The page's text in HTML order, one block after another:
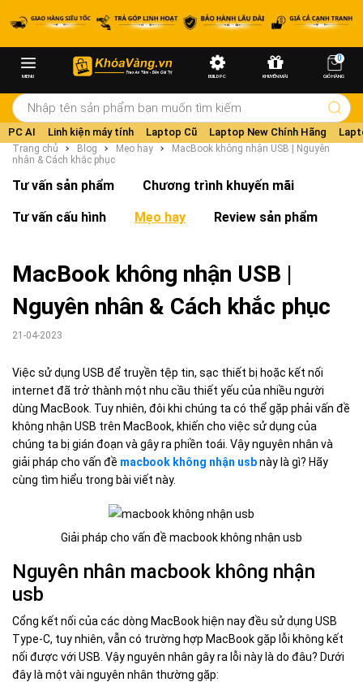
MENU BUILD PC KHUYẾN MÃI
0
GIỎ HÀNG
PC AI Linh kiện máy tính Laptop Cũ Laptop New Chính Hãng
Trang chủ Blog Mẹo hay
MacBook không nhận USB | Nguyên
nhân & Cách khắc phục
Tư vấn sản phẩm Chương trình khuyến mãi
Tư vấn cấu hình Mẹo hay Review sản phẩm
MacBook không nhận USB |
Nguyên nhân & Cách khắc phục
21-04-2023
Việc sử dụng USB để truyền tệp tin, sạc thiết bị hoặc kết nối
internet đã trở thành một nhu cầu thiết yếu của nhiều người
dùng MacBook. Tuy nhiên, đôi khi chúng ta có thể gặp phải vấn đề
không nhận USB trên MacBook, khiến cho việc sử dụng của
chúng ta bị gián đoạn và gây ra phiền toái. Vậy nguyên nhân và
giải pháp cho vấn đề macbook không nhận usbnày là gì? Hãy
cùng tìm hiểu trong bài viết này.
Giải pháp cho vấn đề macbook không nhận usb
Nguyên nhân macbook không nhận
usb
Cổng kết nối của các dòng MacBook hiện nay đều sử dụng USB
Type-C, tuy nhiên, vẫn có trường hợp MacBook gặp lỗi không kết
nối được với USB. Vậy nguyên nhân gây ra lỗi này là do đâu? Dưới
đây là một vài nguyên nhân thường gặp: